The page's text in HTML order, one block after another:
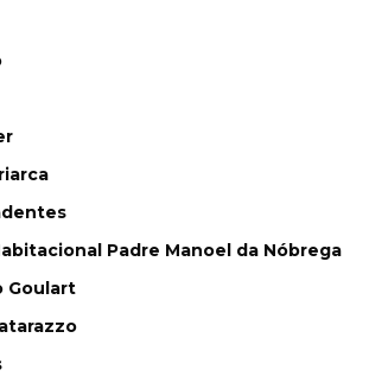
Padre Manoel da Nóbrega
Goulart